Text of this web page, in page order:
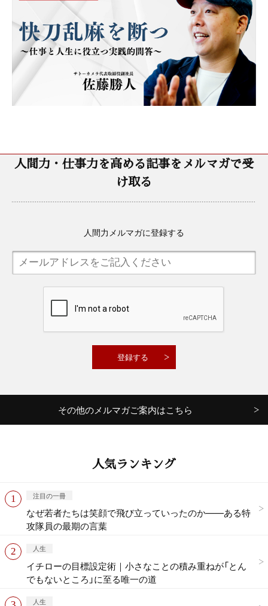
人間力・仕事力を高める記事をメルマガで受
け取る
人間力メルマガに登録する
その他のメルマガご案内はこちら
人気ランキング
注目の一冊
なぜ若者たちは笑顔で飛び立っていったのか——ある特
攻隊員の最期の言葉
人生
イチローの目標設定術｜小さなことの積み重ねが「とん
でもないところ」に至る唯一の道
人生